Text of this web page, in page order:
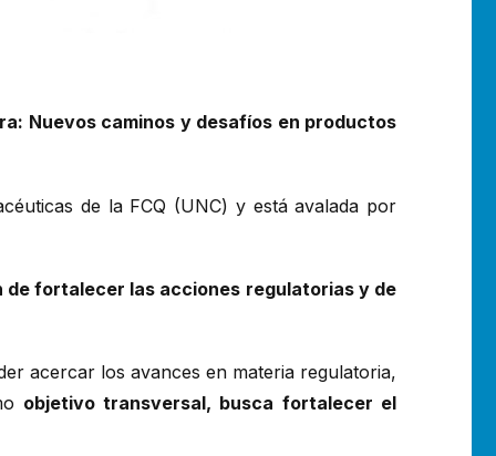
Nuevos caminos y desafíos en productos
de la FCQ (UNC) y está avalada por
de fortalecer las acciones regulatorias y de
acercar los avances en materia regulatoria,
objetivo transversal, busca fortalecer el